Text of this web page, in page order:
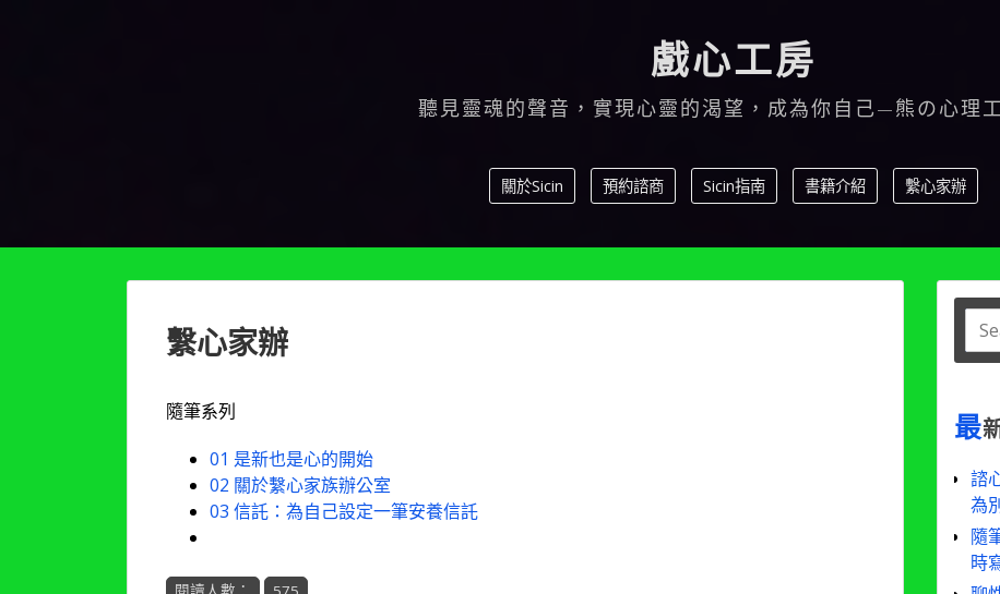
戲心工房
聽見靈魂的聲音，實現心靈的渴望，成為你自己—熊の心理
關於Sicin 預約諮商 Sicin指南 書籍介紹 繫心家辦
繫心家辦
隨筆系列
01 是新也是心的開始
02 關於繫心家族辦公室
03 信託：為自己設定一筆安養信託
for:
最
諮
為
隨
時